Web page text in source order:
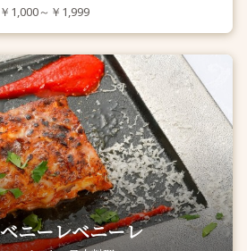
￥1,000～￥1,999
ニーレベニーレ